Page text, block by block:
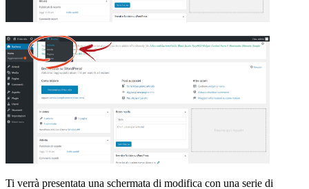
Ti verrà presentata una schermata di modifica con una serie di